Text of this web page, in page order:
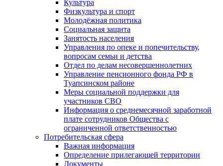
Культура
Физкультура и спорт
Молодёжная политика
Социальная защита
Занятость населения
Управления по опеке и попечительству,
вопросам семьи и детства
Отдел по делам несовершеннолетних
Управление пенсионного фонда РФ в
Туапсинском районе
Меры социальной поддержки для
участников СВО
Информация о среднемесячной заработной
плате сотрудников Общества с
ограниченной ответственностью
Потребительская сфера
Важная информация
Определение прилегающей территории
Документы